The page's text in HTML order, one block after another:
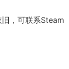
，可联系Steam